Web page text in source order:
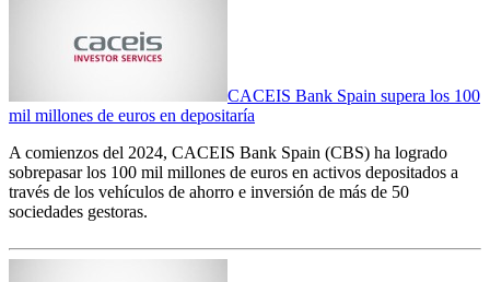
CACEIS Bank Spain supera los 100
mil millones de euros en depositaría
A comienzos del 2024, CACEIS Bank Spain (CBS) ha logrado
sobrepasar los 100 mil millones de euros en activos depositados a
través de los vehículos de ahorro e inversión de más de 50
sociedades gestoras.